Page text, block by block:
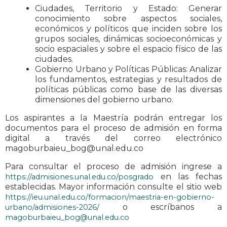
Ciudades, Territorio y Estado: Generar
conocimiento sobre aspectos sociales,
económicos y políticos que inciden sobre los
grupos sociales, dinámicas socioeconómicas y
socio espaciales y sobre el espacio físico de las
ciudades.
Gobierno Urbano y Políticas Públicas: Analizar
los fundamentos, estrategias y resultados de
políticas públicas como base de las diversas
dimensiones del gobierno urbano.
Los aspirantes a la Maestría podrán entregar los
documentos para el proceso de admisión en forma
digital a través del correo electrónico
magoburbaieu_bog@unal.edu.co
Para consultar el proceso de admisión ingrese a
https://admisiones.unal.edu.co/posgrado en las fechas
establecidas. Mayor información consulte el sitio web
https://ieu.unal.edu.co/formacion/maestria-en-gobierno-
urbano/admisiones-2026/o escríbanos a
magoburbaieu_bog@unal.edu.co